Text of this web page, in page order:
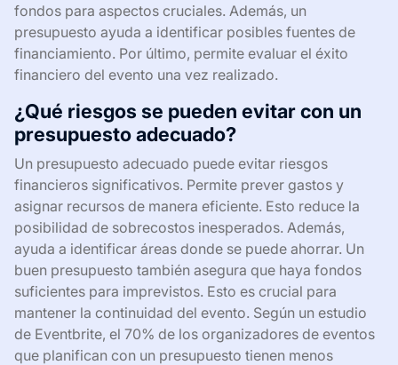
fondos para aspectos cruciales. Además, un
presupuesto ayuda a identificar posibles fuentes de
financiamiento. Por último, permite evaluar el éxito
financiero del evento una vez realizado.
¿Qué riesgos se pueden evitar con un
presupuesto adecuado?
Un presupuesto adecuado puede evitar riesgos
financieros significativos. Permite prever gastos y
asignar recursos de manera eficiente. Esto reduce la
posibilidad de sobrecostos inesperados. Además,
ayuda a identificar áreas donde se puede ahorrar. Un
buen presupuesto también asegura que haya fondos
suficientes para imprevistos. Esto es crucial para
mantener la continuidad del evento. Según un estudio
de Eventbrite, el 70% de los organizadores de eventos
que planifican con un presupuesto tienen menos